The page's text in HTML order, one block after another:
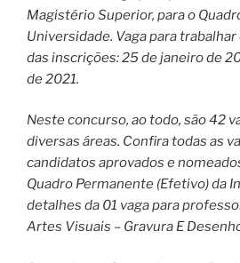
Magistério Superior, para o
Universidade. Vaga para
das inscrições: 25 de janeiro de
de 2021.
Neste concurso, ao todo, são 42
diversas áreas. Confira todas as
candidatos aprovados e
Quadro Permanente (Efetivo) da
detalhes da 01 vaga para
Artes Visuais – Gravura E